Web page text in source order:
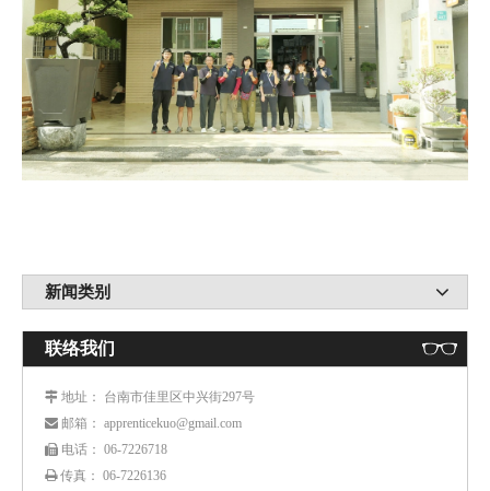
新闻类别
联络我们
 地址 ： 台南市佳里区中兴街297号
 邮箱 ： apprenticekuo@gmail.com
 电话 ： 06-7226718
传真： 06-7226136